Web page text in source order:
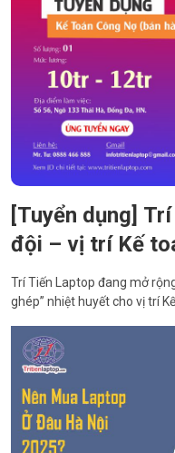
[Tuyển dụng]
đội – vị trí Kế
Trí Tiến Laptop đang mở
ghép” nhiệt huyết cho vị trí